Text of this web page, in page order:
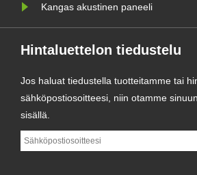
Kangas akustinen paneeli
Hintaluettelon tiedustelu
Jos haluat tiedustella tuotteitamme tai
sähköpostiosoitteesi, niin otamme
sisällä.